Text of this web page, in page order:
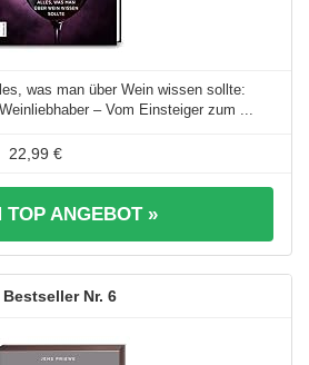
was man über Wein wissen sollte:
– Vom Einsteiger zum ...
22,99 €
TOP ANGEBOT »
6